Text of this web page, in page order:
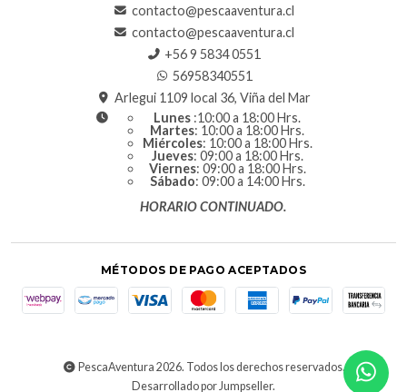
contacto@pescaaventura.cl
contacto@pescaaventura.cl
+56 9 5834 0551
56958340551
Arlegui 1109 local 36, Viña del Mar
Lunes :10:00 a 18:00 Hrs.
Martes: 10:00 a 18:00 Hrs.
Miércoles: 10:00 a 18:00 Hrs.
Jueves: 09:00 a 18:00 Hrs.
Viernes: 09:00 a 18:00 Hrs.
Sábado: 09:00 a 14:00 Hrs.
HORARIO CONTINUADO.
MÉTODOS DE PAGO ACEPTADOS
PescaAventura 2026. Todos los derechos reservados.
Desarrollado por Jumpseller.